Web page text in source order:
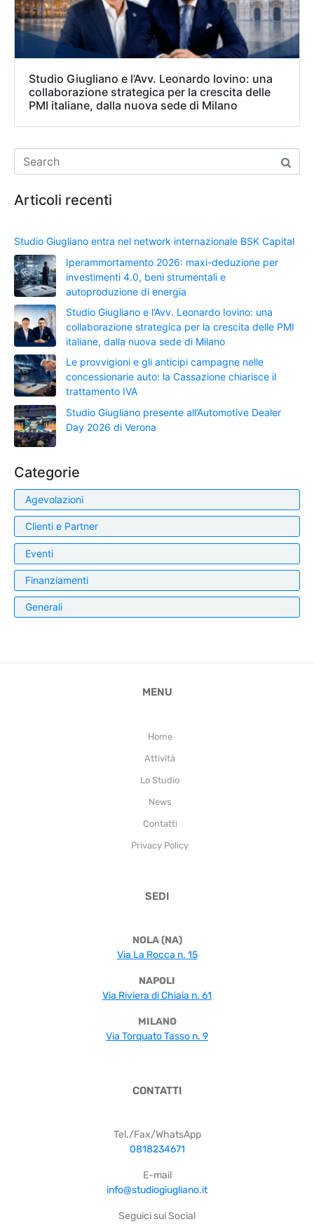
Studio Giugliano e l’Avv. Leonardo Iovino: una
collaborazione strategica per la crescita delle
PMI italiane, dalla nuova sede di Milano
Articoli recenti
Studio Giugliano entra nel network internazionale BSK Capital
Iperammortamento 2026: maxi-deduzione per
investimenti 4.0, beni strumentali e
autoproduzione di energia
Studio Giugliano e l’Avv. Leonardo Iovino: una
collaborazione strategica per la crescita delle PMI
italiane, dalla nuova sede di Milano
Le provvigioni e gli anticipi campagne nelle
concessionarie auto: la Cassazione chiarisce il
trattamento IVA
Studio Giugliano presente all’Automotive Dealer
Day 2026 di Verona
Categorie
Agevolazioni
Clienti e Partner
Eventi
Finanziamenti
Generali
MENU
Home
Attività
Lo Studio
News
Contatti
Privacy Policy
SEDI
NOLA (NA)
Via La Rocca n. 15
NAPOLI
Via Riviera di Chiaia n. 61
MILANO
Via Torquato Tasso n. 9
CONTATTI
Tel./Fax/WhatsApp
0818234671
E-mail
info@studiogiugliano.it
Seguici sui Social